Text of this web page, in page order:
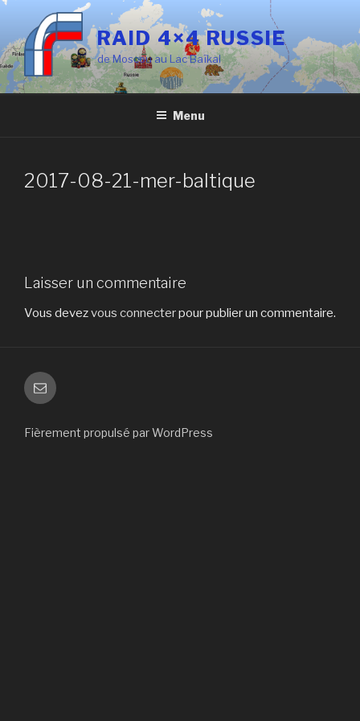
Aller
contenu
principal
RAID 4×4 RUSSIE
de Moscou au Lac Baïkal
Menu
2017-08-21-mer-baltique
Laisser un commentaire
Vous devezvous connecterpour publier un commentaire.
E-
mail
Fièrement propulsé par WordPress